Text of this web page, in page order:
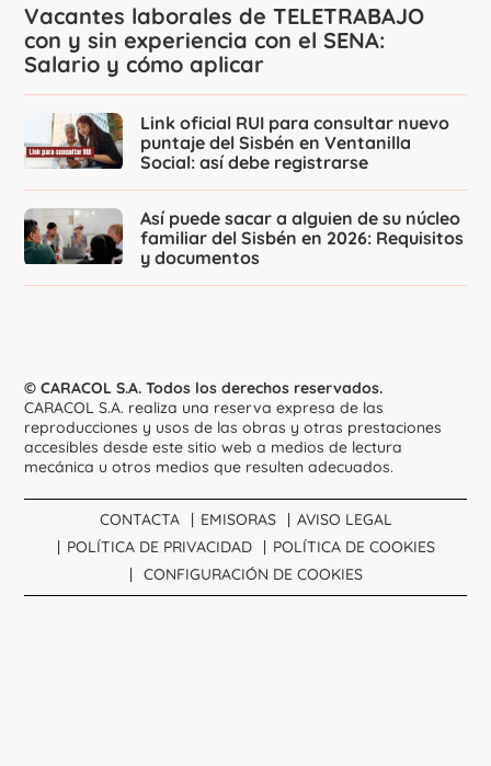
Vacantes laborales de TELETRABAJO
con y sin experiencia con el SENA:
Salario y cómo aplicar
Link oficial RUI para consultar nuevo
puntaje del Sisbén en Ventanilla
Social: así debe registrarse
Así puede sacar a alguien de su núcleo
familiar del Sisbén en 2026: Requisitos
y documentos
© CARACOL S.A. Todos los derechos reservados.
CARACOL S.A. realiza una reserva expresa de las
reproducciones y usos de las obras y otras prestaciones
accesibles desde este sitio web a medios de lectura
mecánica u otros medios que resulten adecuados.
CONTACTA EMISORAS
AVISO LEGAL
POLÍTICA DE PRIVACIDAD
POLÍTICA DE COOKIES
CONFIGURACIÓN DE COOKIES